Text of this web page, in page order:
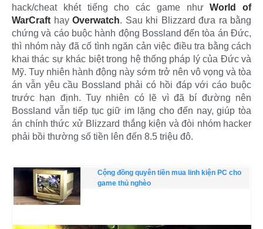
hack/cheat khét tiếng cho các game nhưWorld of
WarCraft hay Overwatch. Sau khi Blizzard đưa ra bằng
chứng và cáo buộc hành động Bossland đến tòa án Đức,
thì nhóm này đã cố tình ngăn cản việc điều tra bằng cách
khai thác sự khác biệt trong hệ thống pháp lý của Đức và
Mỹ. Tuy nhiên hành động này sớm trở nên vô vọng và tòa
án vẫn yêu cầu Bossland phải có hồi đáp với cáo buộc
trước hạn định. Tuy nhiên có lẽ vì đã bí đường nên
Bossland vẫn tiếp tục giữ im lặng cho đến nay, giúp tòa
án chính thức xử Blizzard thắng kiện và đòi nhóm hacker
phải bồi thường số tiền lên đến 8.5 triệu đô.
Cộng đồng quyên tiền mua linh kiện PC cho
game thủ nghèo